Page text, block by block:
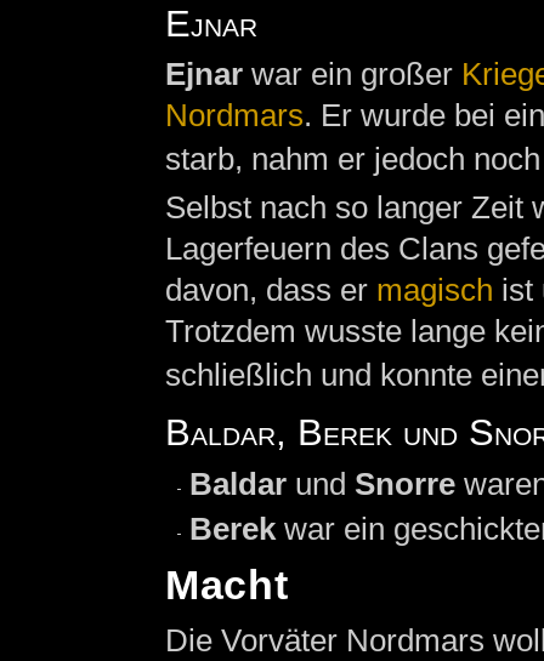
Ejnar
Ejnarwar ein großer
Nordmars. Er wurde bei
starb, nahm er jedoch
Selbst nach so langer Zeit
Lagerfeuern des Clans
davon, dass er magisch ist
Trotzdem wusste lange
schließlich und konnte
Baldar, Berek und
Baldar und Snorre
Berek war ein
Macht
Die Vorväter Nordmars